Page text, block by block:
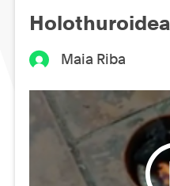
Holothuroidea
Maia Riba